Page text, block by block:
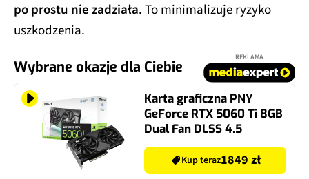
po prostu nie zadziała. To minimalizuje ryzyko
uszkodzenia.
Wybrane okazje dla Ciebie
REKLAMA
Karta graficzna PNY
GeForce RTX 5060 Ti 8GB
Dual Fan DLSS 4.5
Kup teraz1849 zł